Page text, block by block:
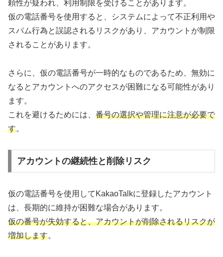
頼性が疑われ、利用制限を受けることがあります。
仮の電話番号を使用すると、システムによって不正利用や
スパム行為と誤認されるリスクがあり、アカウントが制限
されることがあります。
さらに、仮の電話番号が一時的なものであるため、無効に
なるとアカウントへのアクセスが困難になる可能性があり
ます。
これを避けるためには、 番号の選択や管理に注意が必要で
す。
アカウントの継続性と削除リスク
仮の電話番号を使用してKakaoTalkに登録したアカウント
は、長期的に維持が困難な場合があります。
仮の番号が失効すると、アカウントが削除されるリスクが
増加します。